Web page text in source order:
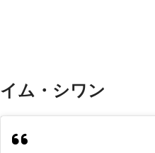
イム・シワン